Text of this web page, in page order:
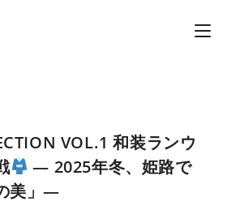
VOL.1 和装ランウ
― 2025年冬、姫路で
美」―